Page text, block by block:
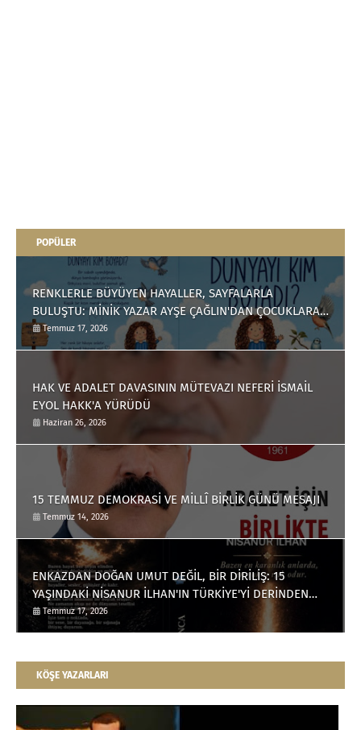
POPÜLER
RENKLERLE BÜYÜYEN HAYALLER, SAYFALARLA
BULUŞTU: MİNİK YAZAR AYŞE ÇAĞLIN'DAN ÇOCUKLARA
ANLAMLI BİR ESER
Temmuz 17, 2026
HAK VE ADALET DAVASININ MÜTEVAZI NEFERİ İSMAİL
EYOL HAKK'A YÜRÜDÜ
Haziran 26, 2026
15 TEMMUZ DEMOKRASİ VE MİLLÎ BİRLİK GÜNÜ MESAJI
Temmuz 14, 2026
ENKAZDAN DOĞAN UMUT DEĞİL, BİR DİRİLİŞ: 15
YAŞINDAKİ NİSANUR İLHAN'IN TÜRKİYE'Yİ DERİNDEN
ETKİLEYECEK HİKÂYESİ
Temmuz 17, 2026
KÖŞE YAZARLARI